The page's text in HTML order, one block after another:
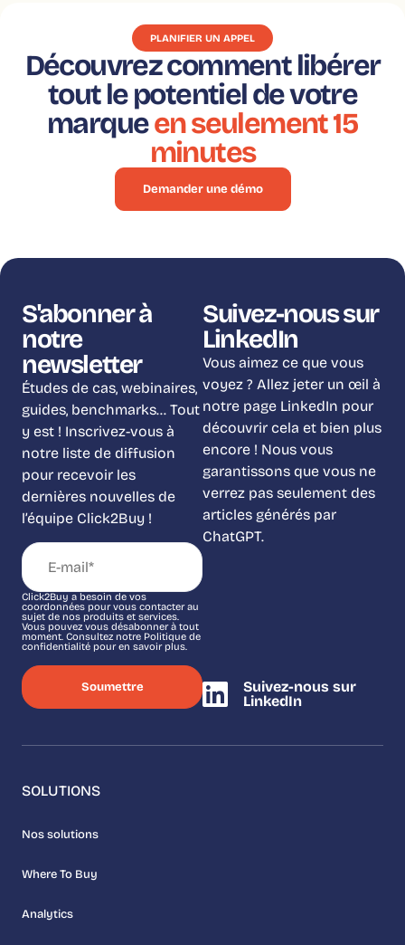
PLANIFIER UN APPEL
Découvrez comment libérer
tout le potentiel de votre
marqueen seulement 15
minutes
Demander une démo
S'abonner à
notre
newsletter
Études de cas, webinaires,
guides, benchmarks… Tout
y est ! Inscrivez-vous à
notre liste de diffusion
pour recevoir les
dernières nouvelles de
l’équipe Click2Buy !
Click2Buy a besoin de vos
coordonnées pour vous contacter au
sujet de nos produits et services.
Vous pouvez vous désabonner à tout
moment. Consultez notre Politique de
confidentialité pour en savoir plus.
Suivez-nous sur
LinkedIn
Vous aimez ce que vous
voyez ? Allez jeter un œil à
notre page LinkedIn pour
découvrir cela et bien plus
encore ! Nous vous
garantissons que vous ne
verrez pas seulement des
articles générés par
ChatGPT.
Suivez-nous sur
LinkedIn
SOLUTIONS
Nos solutions
Where To Buy
Analytics